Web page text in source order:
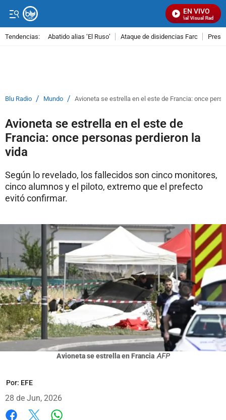
EN VIVO
Señal Visual Radio
Tendencias: Abatido alias ‘El Ruso’ Ataque de disidencias Farc
Blu Radio / Mundo / Avioneta se estrella en el este de Francia: once
Avioneta se estrella en el este de
Francia: once personas perdieron la
vida
Según lo revelado, los fallecidos son cinco monitores,
cinco alumnos y el piloto, extremo que el prefecto
evitó confirmar.
Avioneta se estrella en Francia AFP
Por: EFE
28 de Jun, 2026